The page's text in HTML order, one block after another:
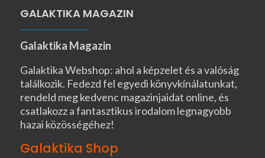
GALAKTIKA MAGAZIN
Galaktika Magazin
Galaktika Webshop: ahol a képzelet és a valóság
találkozik. Fedezd fel egyedi könyvkínálatunkat,
rendeld meg kedvenc magazinjaidat online, és
csatlakozz a fantasztikus irodalom legnagyobb
hazai közösségéhez!
Galaktika Shop